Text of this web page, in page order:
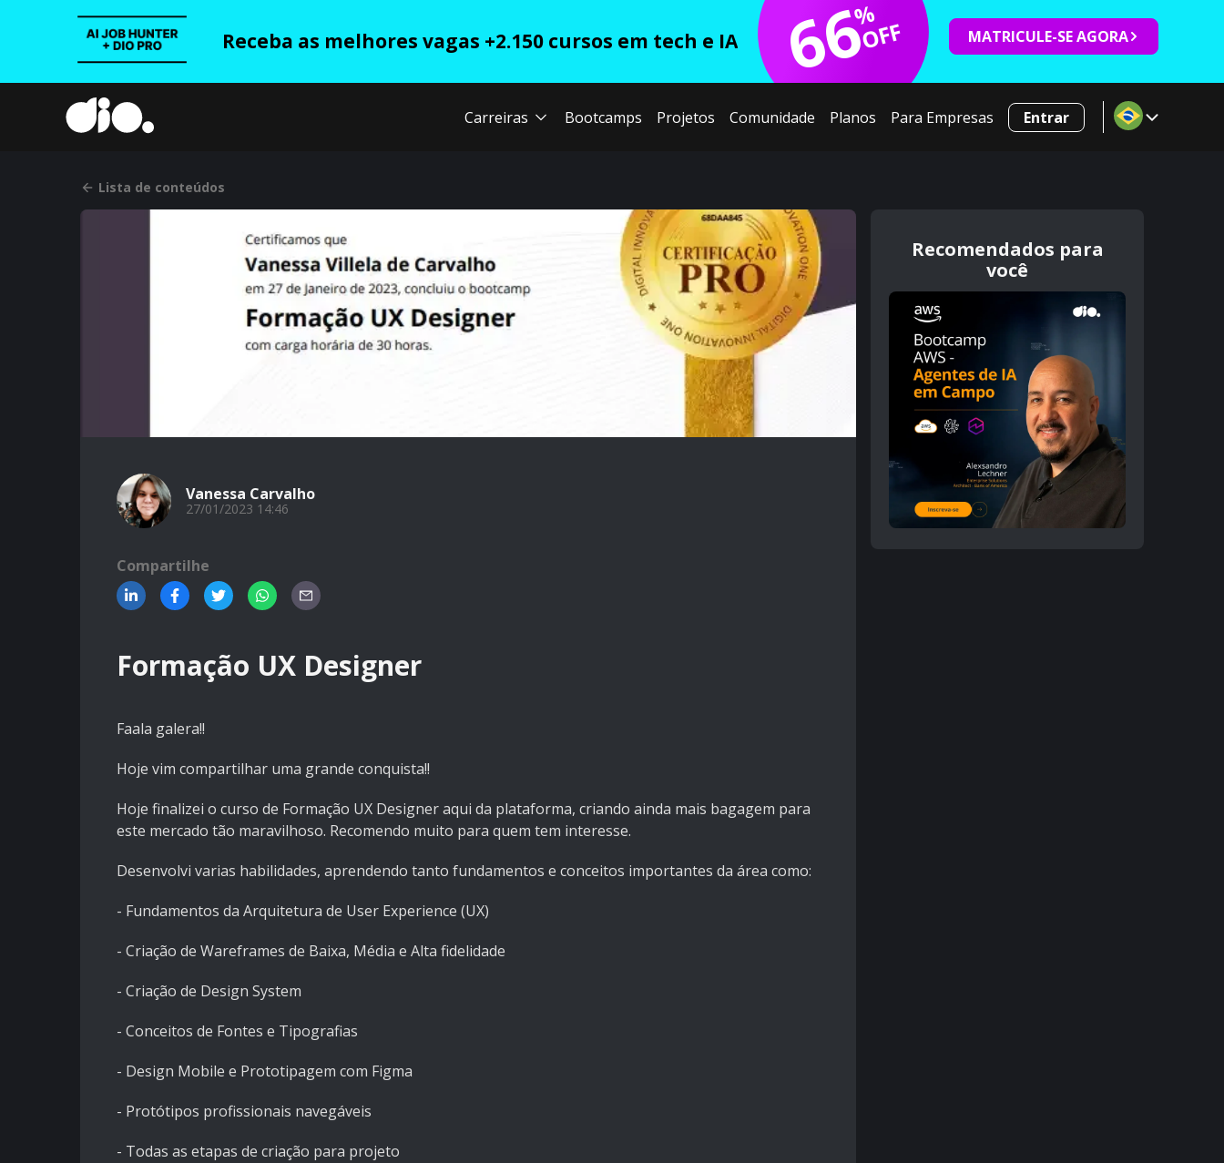
Receba as melhores vagas +2.150 cursos em tech e IA 66
%
OFF MATRICULE-SE AGORA
Carreiras Bootcamps Projetos Comunidade Planos Para Empresas Entrar
Lista de conteúdos
Vanessa Carvalho
27/01/2023 14:46
Compartilhe
Formação UX Designer
Faala galera!!
Hoje vim compartilhar uma grande conquista!!
Hoje finalizei o curso de Formação UX Designer aqui da plataforma, criando ainda mais bagagem para
este mercado tão maravilhoso. Recomendo muito para quem tem interesse.
Desenvolvi varias habilidades, aprendendo tanto fundamentos e conceitos importantes da área como:
- Fundamentos da Arquitetura de User Experience (UX)
- Criação de Wareframes de Baixa, Média e Alta fidelidade
- Criação de Design System
- Conceitos de Fontes e Tipografias
- Design Mobile e Prototipagem com Figma
- Protótipos profissionais navegáveis
- Todas as etapas de criação para projeto
Recomendados para
você